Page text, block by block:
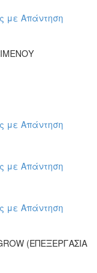
με Απάντηση
με Απάντηση
με Απάντηση
με Απάντηση
(ΕΠΕΞΕΡΓΑΣΙΑ